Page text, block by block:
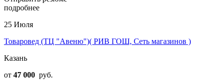
подробнее
25 Июля
Товаровед (ТЦ "Авеню")( РИВ ГОШ, Сеть магазинов )
Казань
от 47 000 руб.